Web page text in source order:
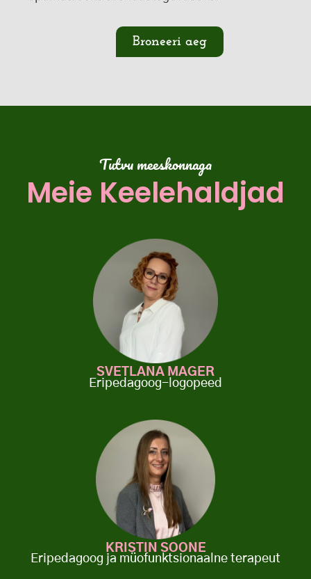
Broneeri aeg
Tutvu meeskonnaga
Meie Keelehaldjad
SVETLANA MAGER
Eripedagoog-logopeed
KRISTIN SOONE
Eripedagoog ja müofunktsionaalne terapeut